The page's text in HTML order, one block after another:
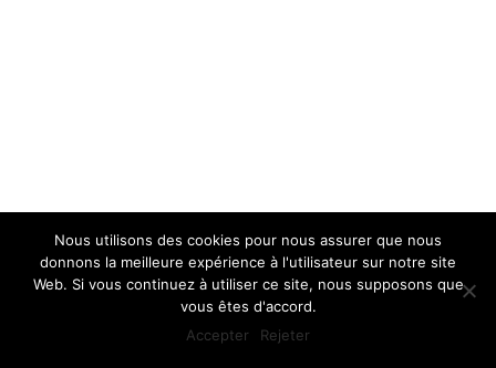
Nous utilisons des cookies pour nous assurer que nous
donnons la meilleure expérience à l'utilisateur sur notre site
Web. Si vous continuez à utiliser ce site, nous supposons que
vous êtes d'accord.
Accepter
Rejeter